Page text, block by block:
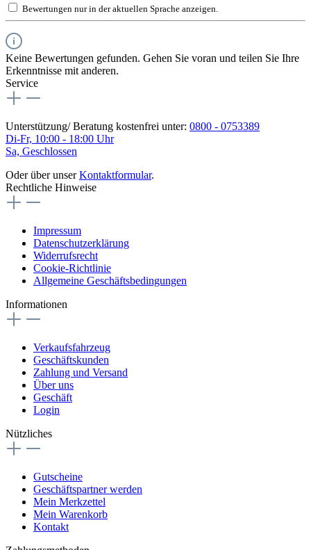
Bewertungen nur in der aktuellen Sprache anzeigen.
Keine Bewertungen gefunden. Gehen Sie voran und teilen Sie Ihre
Erkenntnisse mit anderen.
Service
Unterstützung/ Beratung kostenfrei unter: 0800 - 0753389
Di-Fr, 10:00 - 18:00 Uhr
Sa, Geschlossen
Oder über unserKontaktformular.
Rechtliche Hinweise
Impressum
Datenschutzerklärung
Widerrufsrecht
Cookie-Richtlinie
Allgemeine Geschäftsbedingungen
Informationen
Verkaufsfahrzeug
Geschäftskunden
Zahlung und Versand
Über uns
Geschäft
Login
Nützliches
Gutscheine
Geschäftspartner werden
Mein Merkzettel
Mein Warenkorb
Kontakt